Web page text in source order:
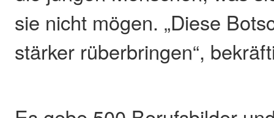
sie nicht mögen. „Diese
stärker rüberbringen“,